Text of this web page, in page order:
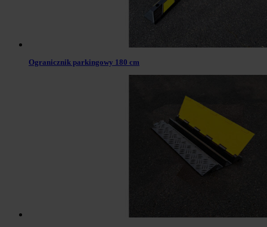
Ogranicznik parkingowy 180 cm